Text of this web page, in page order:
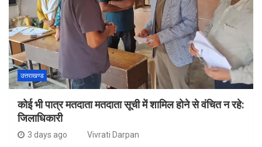
उत्तराखण्ड
कोई भी पात्र मतदाता मतदाता सूची में शामिल होने से वंचित न रहे:
जिलाधिकारी
3 days ago Vivrati Darpan